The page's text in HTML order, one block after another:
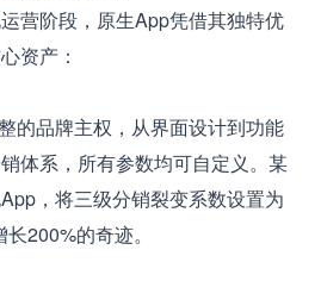
阶段，原生App凭借其独特优
资产：
品牌主权，从界面设计到功能
体系，所有参数均可自定义。某
，将三级分销裂变系数设置为
200%的奇迹。